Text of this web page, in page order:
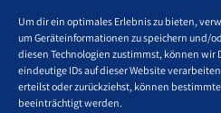
Um dir ein optimales Erlebnis zu bieten,
um Geräteinformationen zu speichern und/
diesen Technologien zustimmst, können wir
eindeutige IDs auf dieser Website
erteilst oder zurückziehst, können
beeinträchtigt werden.
E-Mail:kontakt@bochum-
WhatsApp:02327 982399
Veranstaltungstermine: